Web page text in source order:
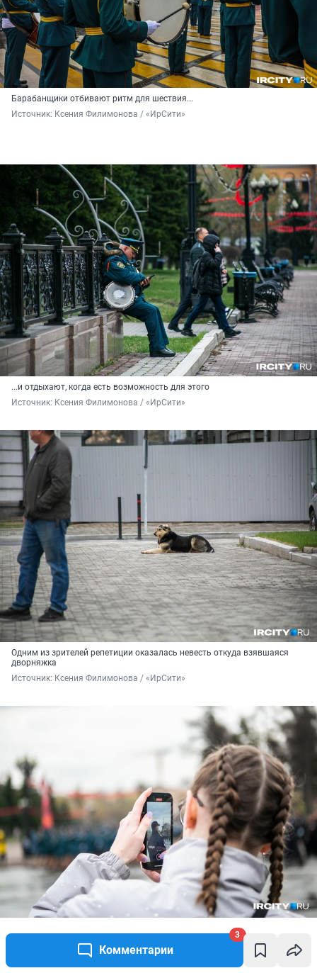
Комментарии
3
Барабанщики отбивают ритм для шествия...
Источник: Ксения Филимонова / «ИрСити»
...и отдыхают, когда есть возможность для этого
Источник: Ксения Филимонова / «ИрСити»
Одним из зрителей репетиции оказалась невесть откуда взявшаяся
дворняжка
Источник: Ксения Филимонова / «ИрСити»
Ксения Филимонова / «ИрСити»